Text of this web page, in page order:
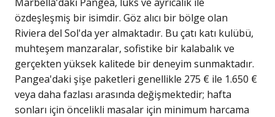
özdeşleşmiş bir isimdir. Göz alıcı bir bölge olan
Riviera del Sol'da yer almaktadır. Bu çatı katı kulübü,
muhteşem manzaralar, sofistike bir kalabalık ve
gerçekten yüksek kalitede bir deneyim sunmaktadır.
Pangea'daki şişe paketleri genellikle 275 € ile 1.650 €
veya daha fazlası arasında değişmektedir; hafta
sonları için öncelikli masalar için minimum harcama